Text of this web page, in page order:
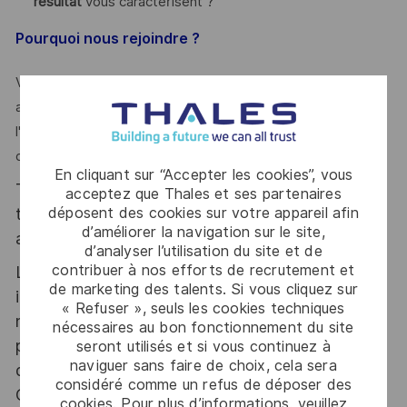
En cliquant sur “Accepter les cookies”, vous
acceptez que Thales et ses partenaires
déposent des cookies sur votre appareil afin
d’améliorer la navigation sur le site,
d’analyser l’utilisation du site et de
contribuer à nos efforts de recrutement et
de marketing des talents. Si vous cliquez sur
« Refuser », seuls les cookies techniques
nécessaires au bon fonctionnement du site
seront utilisés et si vous continuez à
naviguer sans faire de choix, cela sera
considéré comme un refus de déposer des
cookies. Pour plus d’informations, veuillez
Pourquoi nous rejoindre ?
Vous évoluez dans un environnement innovant et
apprenant, au cœur de technologies critiques, avec
l'opportunité de développer les talents et de contribuer à
des solutions stratégiques de premier plan
Thales, entreprise Handi-Engagée, reconnait
tous les talents. La diversité est notre meilleur
atout. Postulez et rejoignez nous !
Le poste pouvant nécessiter d'accéder à des
informations relevant du secret de la défense
nationale, la personne retenue fera l'objet d'une
procédure d’habilitation, conformément aux
dispositions des articles R.2311-1 et suivants du
Code de la défense et de l’IGI 1300 SGDSN/PSE